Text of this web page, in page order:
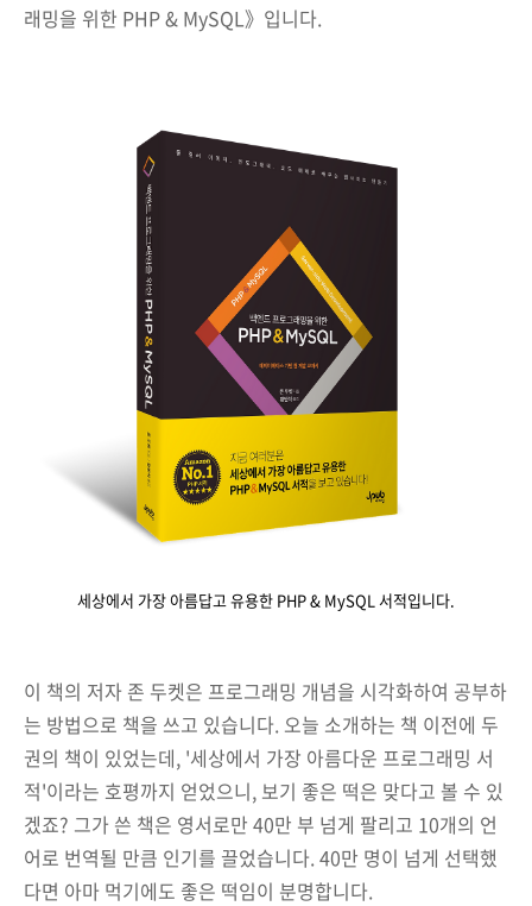
래밍을 위한 PHP & MySQL》입니다.
세상에서 가장 아름답고 유용한 PHP & MySQL 서적입니다.
이 책의 저자 존 두켓은 프로그래밍 개념을 시각화하여 공부하
는 방법으로 책을 쓰고 있습니다. 오늘 소개하는 책 이전에 두
권의 책이 있었는데, '세상에서 가장 아름다운 프로그래밍 서
적'이라는 호평까지 얻었으니, 보기 좋은 떡은 맞다고 볼 수 있
겠죠? 그가 쓴 책은 영서로만 40만 부 넘게 팔리고 10개의 언
어로 번역될 만큼 인기를 끌었습니다. 40만 명이 넘게 선택했
다면 아마 먹기에도 좋은 떡임이 분명합니다.